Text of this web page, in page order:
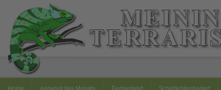
Home Angebot des Monats Tierbestand Schildkrötenbedarf